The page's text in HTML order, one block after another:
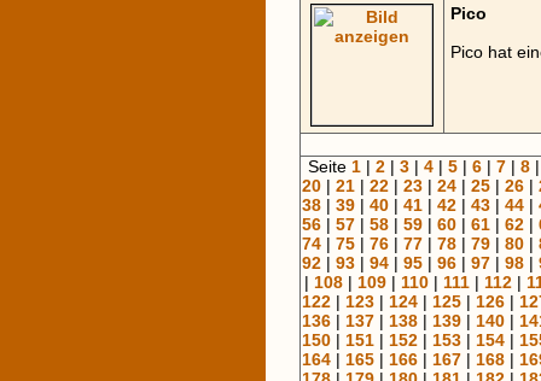
Pico
Pico hat
Seite 1| 2| 3| 4| 5| 6| 7| 8
20 | 21 | 22 | 23 | 24 | 25 | 26 |
38 | 39 | 40 | 41 | 42 | 43 | 44 |
56 | 57 | 58 | 59 | 60 | 61 | 62 |
74 | 75 | 76 | 77 | 78 | 79 | 80 |
92 | 93 | 94 | 95 | 96 | 97 | 98 |
| 108| 109| 110| 111| 112|
122 | 123 | 124 | 125 | 126 |
136 | 137 | 138 | 139 | 140 |
150 | 151 | 152 | 153 | 154 |
164 | 165 | 166 | 167 | 168 |